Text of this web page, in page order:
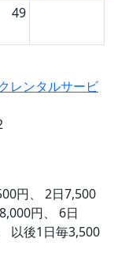
49
レンタルサービ
円、 2日7,500
円、 6日
以後1日毎3,500